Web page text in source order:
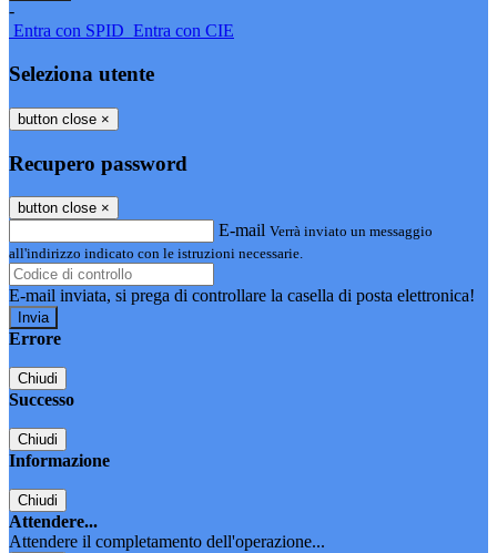
-
Entra con SPID Entra con CIE
Seleziona utente
button close ×
Recupero password
button close ×
E-mail Verrà inviato un messaggio
all'indirizzo indicato con le istruzioni necessarie.
E-mail inviata, si prega di controllare la casella di posta elettronica!
Errore
Chiudi
Successo
Chiudi
Informazione
Chiudi
Attendere...
Attendere il completamento dell'operazione...